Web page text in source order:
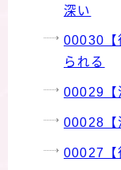
深い
00030【
られる
00029【
00028【
00027【